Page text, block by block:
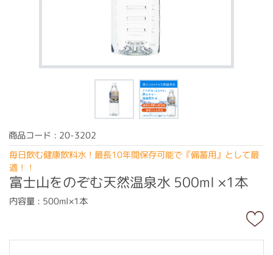
商品コード : 20-3202
毎日飲む健康飲料水！最長10年間保存可能で『備蓄用』として最
適！！
富士山をのぞむ天然温泉水 500ml ×1本
内容量 : 500ml×1本